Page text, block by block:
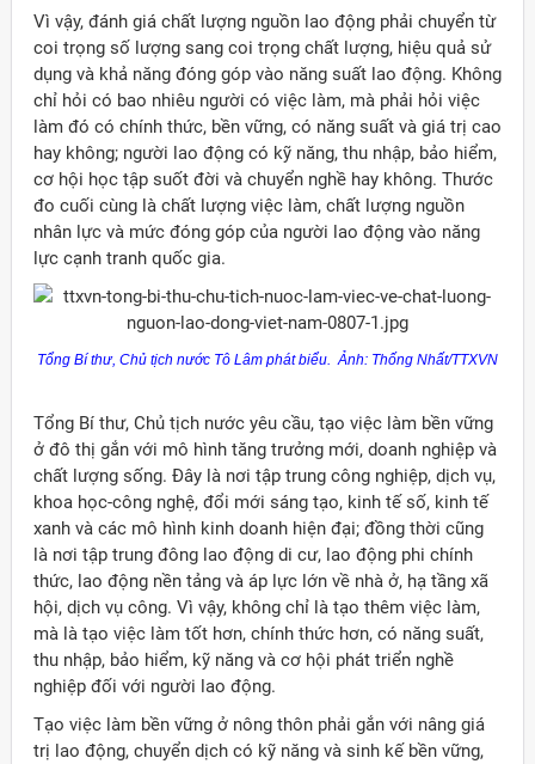
Việt Nam ở nước ngoài
Vì vậy, đánh giá chất lượng nguồn lao động phải chuyển từ
coi trọng số lượng sang coi trọng chất lượng, hiệu quả sử
dụng và khả năng đóng góp vào năng suất lao động. Không
chỉ hỏi có bao nhiêu người có việc làm, mà phải hỏi việc
làm đó có chính thức, bền vững, có năng suất và giá trị cao
hay không; người lao động có kỹ năng, thu nhập, bảo hiểm,
cơ hội học tập suốt đời và chuyển nghề hay không. Thước
đo cuối cùng là chất lượng việc làm, chất lượng nguồn
nhân lực và mức đóng góp của người lao động vào năng
lực cạnh tranh quốc gia.
Tổng Bí thư, Chủ tịch nước Tô Lâm phát biểu. Ảnh: Thống Nhất/TTXVN
Tổng Bí thư, Chủ tịch nước yêu cầu, tạo việc làm bền vững
ở đô thị gắn với mô hình tăng trưởng mới, doanh nghiệp và
chất lượng sống. Đây là nơi tập trung công nghiệp, dịch vụ,
khoa học-công nghệ, đổi mới sáng tạo, kinh tế số, kinh tế
xanh và các mô hình kinh doanh hiện đại; đồng thời cũng
là nơi tập trung đông lao động di cư, lao động phi chính
thức, lao động nền tảng và áp lực lớn về nhà ở, hạ tầng xã
hội, dịch vụ công. Vì vậy, không chỉ là tạo thêm việc làm,
mà là tạo việc làm tốt hơn, chính thức hơn, có năng suất,
thu nhập, bảo hiểm, kỹ năng và cơ hội phát triển nghề
nghiệp đối với người lao động.
Tạo việc làm bền vững ở nông thôn phải gắn với nâng giá
trị lao động, chuyển dịch có kỹ năng và sinh kế bền vững,